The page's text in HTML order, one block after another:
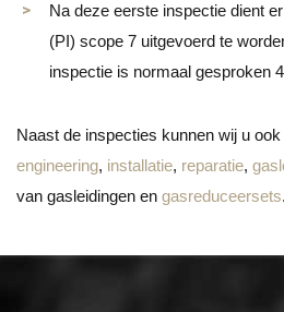
Na deze eerste inspectie dient
(PI) scope 7 uitgevoerd te
inspectie is normaal gesproken
Naast de inspecties kunnen wij u
engineering, installatie, reparatie,
van gasleidingen en gasreduceersets.